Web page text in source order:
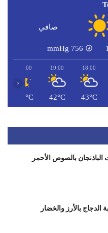
صافي
756
mmHg
18:00
43°C
19:00
42°C
20:00
42°C
‹
بالصوص الأحمر
بالأرز والخضار